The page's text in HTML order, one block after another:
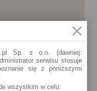
Sp. z o.o. (dawniej:
serwisu stosuje
się z poniższymi
wszystkim w celu: